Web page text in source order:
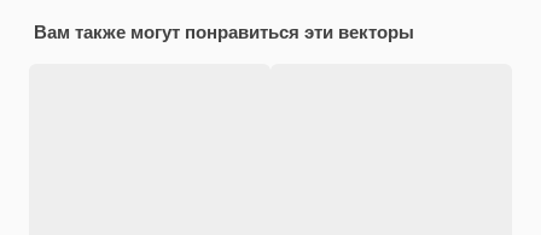
Вам также могут понравиться эти векторы